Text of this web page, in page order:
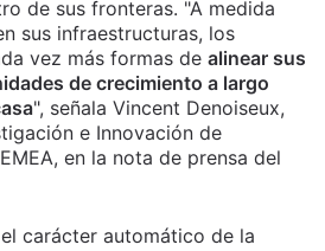
de sus fronteras. "A medida
sus infraestructuras, los
vez más formas de alinear sus
de crecimiento a largo
", señala Vincent Denoiseux,
e Innovación de
en la nota de prensa del
carácter automático de la